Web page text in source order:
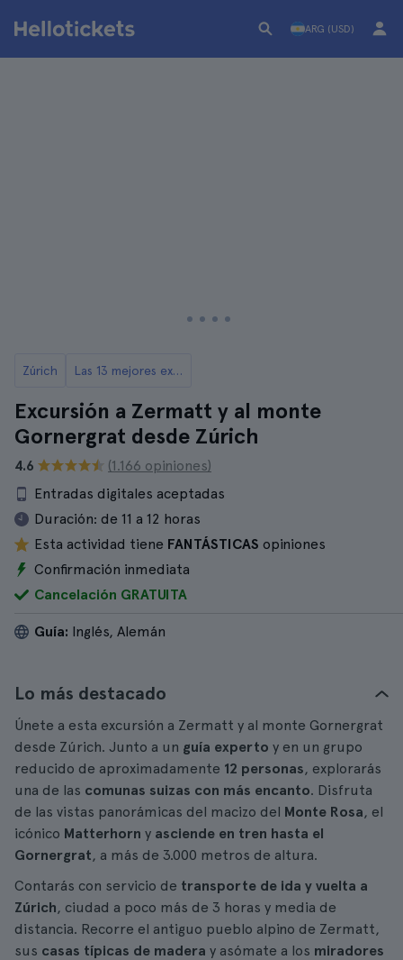
ARG (USD)
Zúrich Las 13 mejores excursiones desde Zúrich
Excursión a Zermatt y al monte
Gornergrat desde Zúrich
4.6
(1.166 opiniones)
Entradas digitales aceptadas
Duración: de 11 a 12 horas
Esta actividad tiene FANTÁSTICAS opiniones
Confirmación inmediata
Cancelación GRATUITA
Guía: Inglés, Alemán
Lo más destacado
Únete a esta excursión a Zermatt y al monte Gornergrat
desde Zúrich. Junto a un guía experto y en un grupo
reducido de aproximadamente 12 personas, explorarás
una de las comunas suizas con más encanto. Disfruta
de las vistas panorámicas del macizo del Monte Rosa, el
icónico Matterhorn y asciende en tren hasta el
Gornergrat, a más de 3.000 metros de altura.
Contarás con servicio de transporte de ida y vuelta a
Zúrich, ciudad a poco más de 3 horas y media de
distancia. Recorre el antiguo pueblo alpino de Zermatt,
sus casas típicas de madera y asómate a los miradores